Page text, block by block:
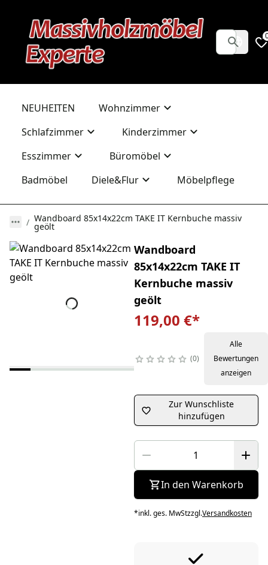
NEUHEITEN
Wohnzimmer
Schlafzimmer
Kinderzimmer
Esszimmer
Büromöbel
Badmöbel
Diele&Flur Möbelpflege
Wandboard 85x14x22cm TAKE IT Kernbuche massiv
geölt
Wandboard
85x14x22cm TAKE IT
Kernbuche massiv
geölt
119,00 €*
0
Alle
Bewertungen
anzeigen
Zur Wunschliste
hinzufügen
In den Warenkorb
*inkl. ges. MwStzzgl.Versandkosten